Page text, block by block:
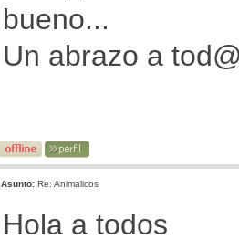
bueno...
Un abrazo a
Asunto: Re: Animalicos
Hola a todos